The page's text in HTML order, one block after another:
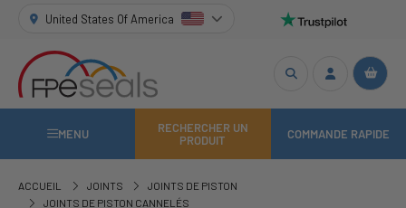
United States Of America
MENU
RECHERCHER UN
PRODUIT
COMMANDE RAPIDE
ACCUEIL JOINTS
JOINTS DE PISTON
JOINTS DE PISTON CANNELÉS